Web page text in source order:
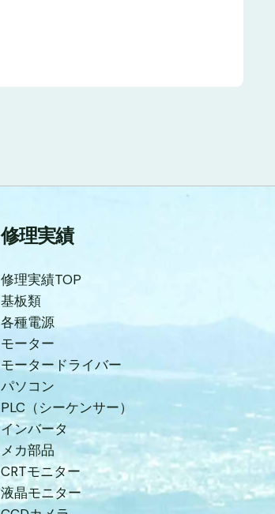
修理実績
修理実績TOP
基板類
各種電源
モーター
モータードライバー
パソコン
PLC（シーケンサー）
インバータ
メカ部品
CRTモニター
液晶モニター